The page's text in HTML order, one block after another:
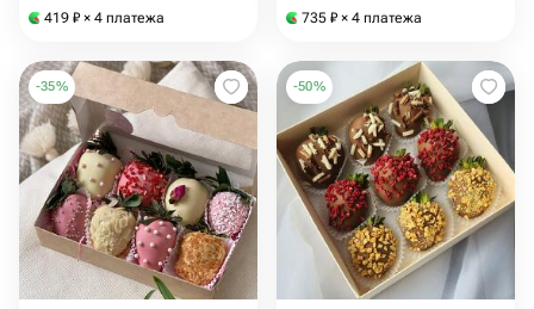
419 ₽ × 4 платежа 735 ₽ × 4 платежа
-35% -50%